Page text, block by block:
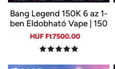
Bang Legend 150K 6 az 1-
ben Eldobható Vape | 150
000 Slukk | USB-C Újratöl
thető E-cigi | 6 Íz Egy Kész
ülékben
Sale
HUF Ft7500.00